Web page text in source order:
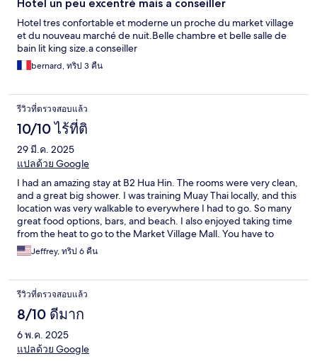
Hotel un peu excentré mais a conseiller
Hotel tres confortable et moderne un proche du market village
et du nouveau marché de nuit.Belle chambre et belle salle de
bain lit king size.a conseiller
bernard, ทริป 3 คืน
รีวิวที่ตรวจสอบแล้ว
10/10 ไร้ที่ติ
29 มี.ค. 2025
แปลด้วย Google
I had an amazing stay at B2 Hua Hin. The rooms were very clean,
and a great big shower. I was training Muay Thai locally, and this
location was very walkable to everywhere I had to go. So many
great food options, bars, and beach. I also enjoyed taking time
from the heat to go to the Market Village Mall. You have to
check out the food court downstairs! Thank you for a great stay.
Jeffrey, ทริป 6 คืน
รีวิวที่ตรวจสอบแล้ว
8/10 ดีมาก
6 พ.ค. 2025
แปลด้วย Google